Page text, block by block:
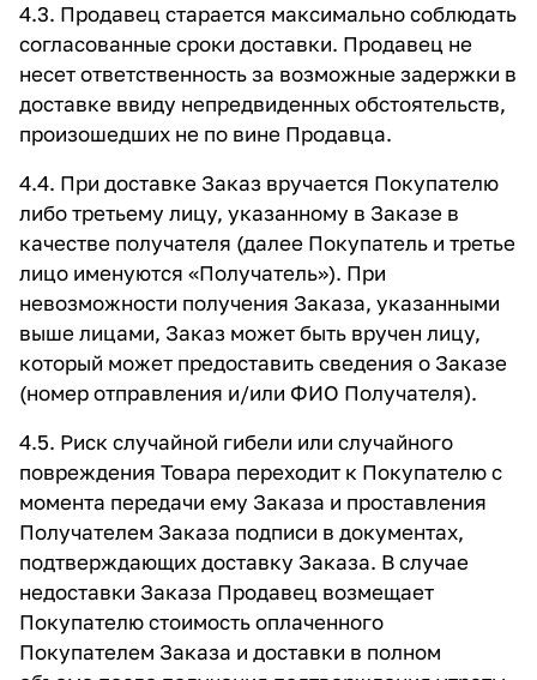
4.3. Продавец старается максимально соблюдать
согласованные сроки доставки. Продавец не
несет ответственность за возможные задержки в
доставке ввиду непредвиденных обстоятельств,
произошедших не по вине Продавца.
4.4. При доставке Заказ вручается Покупателю
либо третьему лицу, указанному в Заказе в
качестве получателя (далее Покупатель и третье
лицо именуются «Получатель»). При
невозможности получения Заказа, указанными
выше лицами, Заказ может быть вручен лицу,
который может предоставить сведения о Заказе
(номер отправления и/или ФИО Получателя).
4.5. Риск случайной гибели или случайного
повреждения Товара переходит к Покупателю с
момента передачи ему Заказа и проставления
Получателем Заказа подписи в документах,
подтверждающих доставку Заказа. В случае
недоставки Заказа Продавец возмещает
Покупателю стоимость оплаченного
Покупателем Заказа и доставки в полном